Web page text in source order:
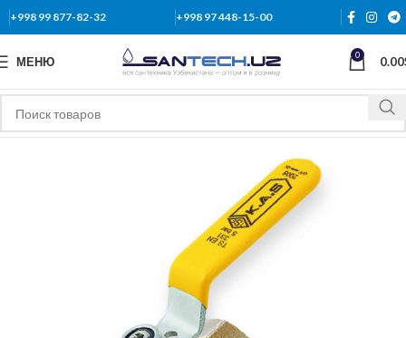
+998 99 877-82-32 +998 97 448-15-00
МЕНЮ 0 0.00